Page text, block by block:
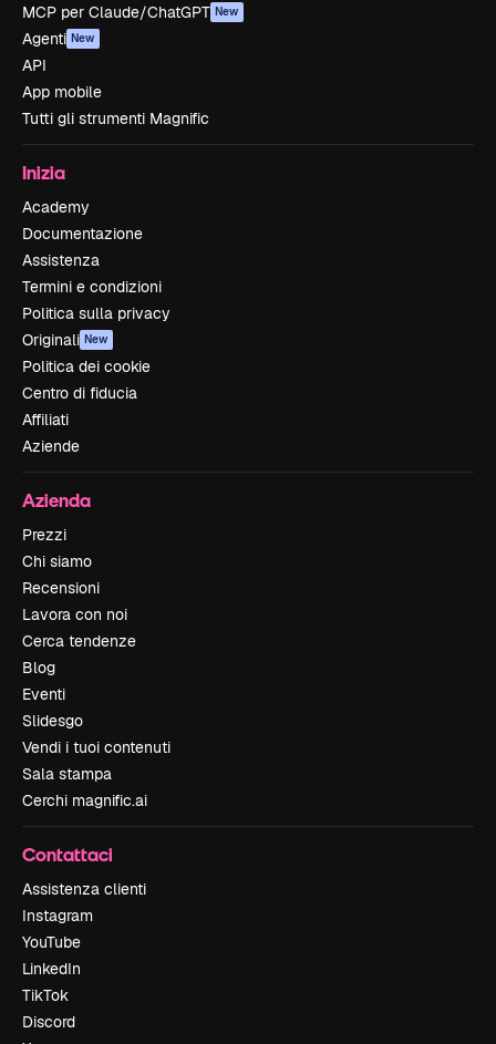
MCP per Claude/ChatGPT New
Agenti New
API
App mobile
Tutti gli strumenti Magnific
Inizia
Academy
Documentazione
Assistenza
Termini e condizioni
Politica sulla privacy
Originali New
Politica dei cookie
Centro di fiducia
Affiliati
Aziende
Azienda
Prezzi
Chi siamo
Recensioni
Lavora con noi
Cerca tendenze
Blog
Eventi
Slidesgo
Vendi i tuoi contenuti
Sala stampa
Cerchi magnific.ai
Contattaci
Assistenza clienti
Instagram
YouTube
LinkedIn
TikTok
Discord